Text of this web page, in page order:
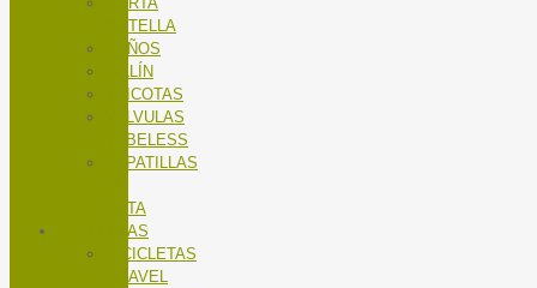
BOTELLA
PUÑOS
SILLÍN
TRICOTAS
VALVULAS
TUBELESS
ZAPATILLAS
RUTA
BICICLETAS
BICICLETAS
GRAVEL